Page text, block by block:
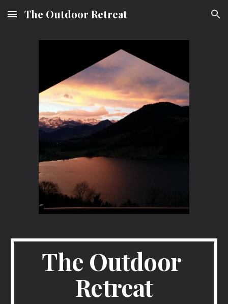
Skip to main content Skip to navigation
The Outdoor Retreat
The Outdoor
Retreat